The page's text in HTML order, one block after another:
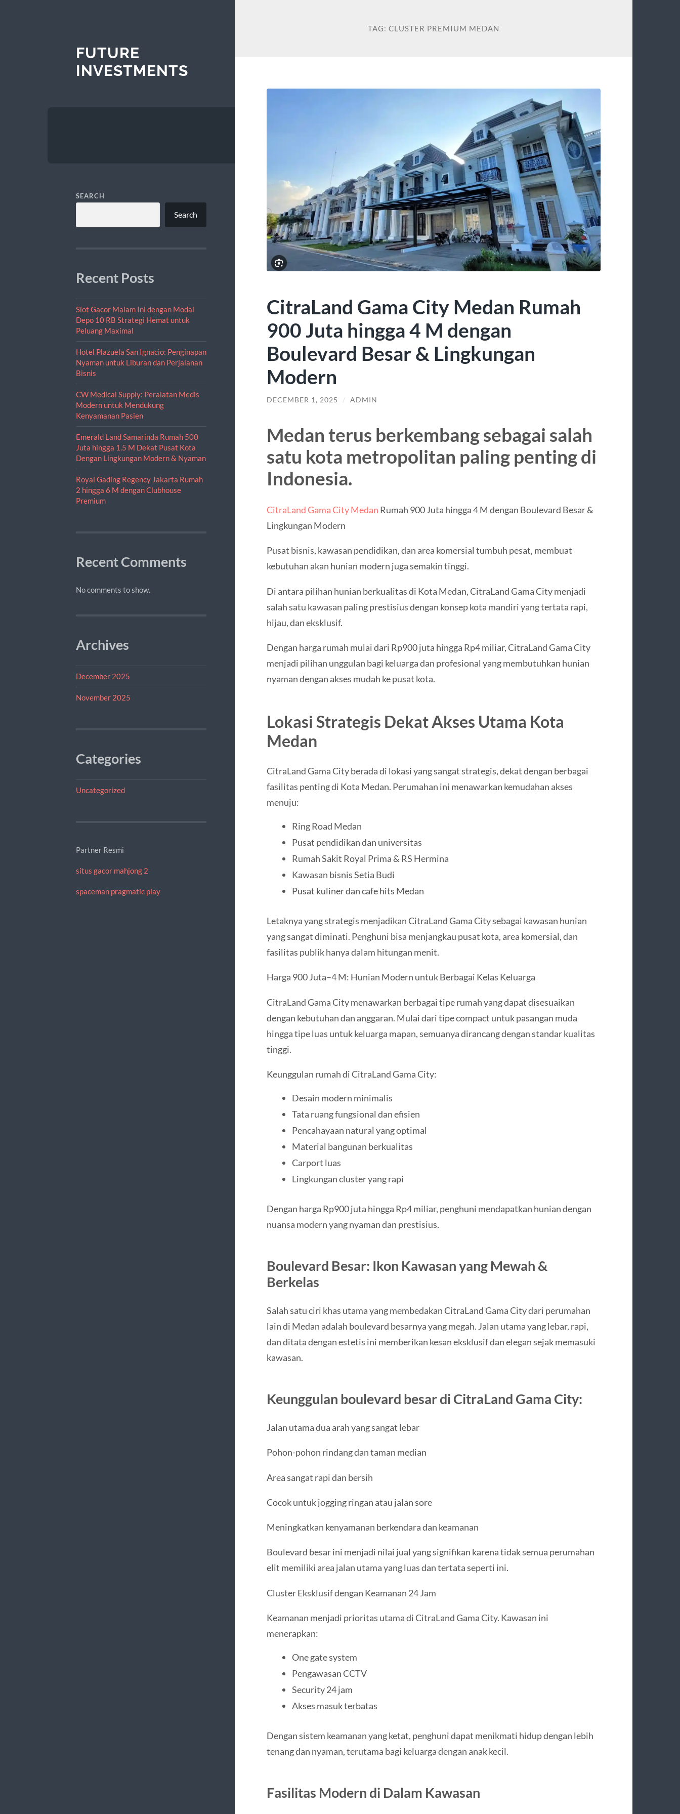
FUTURE
INVESTMENTS
SEARCH
Search
Recent Posts
Slot Gacor Malam Ini dengan Modal
Depo 10 RB Strategi Hemat untuk
Peluang Maximal
Hotel Plazuela San Ignacio: Penginapan
Nyaman untuk Liburan dan Perjalanan
Bisnis
CW Medical Supply: Peralatan Medis
Modern untuk Mendukung
Kenyamanan Pasien
Emerald Land Samarinda Rumah 500
Juta hingga 1.5 M Dekat Pusat Kota
Dengan Lingkungan Modern & Nyaman
Royal Gading Regency Jakarta Rumah
2 hingga 6 M dengan Clubhouse
Premium
Recent Comments
No comments to show.
Archives
December 2025
November 2025
Categories
Uncategorized
Partner Resmi
situs gacor mahjong 2
spaceman pragmatic play
TAG: CLUSTER PREMIUM MEDAN
CitraLand Gama City Medan Rumah
900 Juta hingga 4 M dengan
Boulevard Besar & Lingkungan
Modern
DECEMBER 1, 2025 / ADMIN
Medan terus berkembang sebagai salah
satu kota metropolitan paling penting di
Indonesia.
CitraLand Gama City Medan Rumah 900 Juta hingga 4 M dengan Boulevard Besar &
Lingkungan Modern
Pusat bisnis, kawasan pendidikan, dan area komersial tumbuh pesat, membuat
kebutuhan akan hunian modern juga semakin tinggi.
Di antara pilihan hunian berkualitas di Kota Medan, CitraLand Gama City menjadi
salah satu kawasan paling prestisius dengan konsep kota mandiri yang tertata rapi,
hijau, dan eksklusif.
Dengan harga rumah mulai dari Rp900 juta hingga Rp4 miliar, CitraLand Gama City
menjadi pilihan unggulan bagi keluarga dan profesional yang membutuhkan hunian
nyaman dengan akses mudah ke pusat kota.
Lokasi Strategis Dekat Akses Utama Kota
Medan
CitraLand Gama City berada di lokasi yang sangat strategis, dekat dengan berbagai
fasilitas penting di Kota Medan. Perumahan ini menawarkan kemudahan akses
menuju:
Ring Road Medan
Pusat pendidikan dan universitas
Rumah Sakit Royal Prima & RS Hermina
Kawasan bisnis Setia Budi
Pusat kuliner dan cafe hits Medan
Letaknya yang strategis menjadikan CitraLand Gama City sebagai kawasan hunian
yang sangat diminati. Penghuni bisa menjangkau pusat kota, area komersial, dan
fasilitas publik hanya dalam hitungan menit.
Harga 900 Juta–4 M: Hunian Modern untuk Berbagai Kelas Keluarga
CitraLand Gama City menawarkan berbagai tipe rumah yang dapat disesuaikan
dengan kebutuhan dan anggaran. Mulai dari tipe compact untuk pasangan muda
hingga tipe luas untuk keluarga mapan, semuanya dirancang dengan standar kualitas
tinggi.
Keunggulan rumah di CitraLand Gama City:
Desain modern minimalis
Tata ruang fungsional dan efisien
Pencahayaan natural yang optimal
Material bangunan berkualitas
Carport luas
Lingkungan cluster yang rapi
Dengan harga Rp900 juta hingga Rp4 miliar, penghuni mendapatkan hunian dengan
nuansa modern yang nyaman dan prestisius.
Boulevard Besar: Ikon Kawasan yang Mewah &
Berkelas
Salah satu ciri khas utama yang membedakan CitraLand Gama City dari perumahan
lain di Medan adalah boulevard besarnya yang megah. Jalan utama yang lebar, rapi,
dan ditata dengan estetis ini memberikan kesan eksklusif dan elegan sejak memasuki
kawasan.
Keunggulan boulevard besar di CitraLand Gama City:
Jalan utama dua arah yang sangat lebar
Pohon-pohon rindang dan taman median
Area sangat rapi dan bersih
Cocok untuk jogging ringan atau jalan sore
Meningkatkan kenyamanan berkendara dan keamanan
Boulevard besar ini menjadi nilai jual yang signifikan karena tidak semua perumahan
elit memiliki area jalan utama yang luas dan tertata seperti ini.
Cluster Eksklusif dengan Keamanan 24 Jam
Keamanan menjadi prioritas utama di CitraLand Gama City. Kawasan ini
menerapkan:
One gate system
Pengawasan CCTV
Security 24 jam
Akses masuk terbatas
Dengan sistem keamanan yang ketat, penghuni dapat menikmati hidup dengan lebih
tenang dan nyaman, terutama bagi keluarga dengan anak kecil.
Fasilitas Modern di Dalam Kawasan